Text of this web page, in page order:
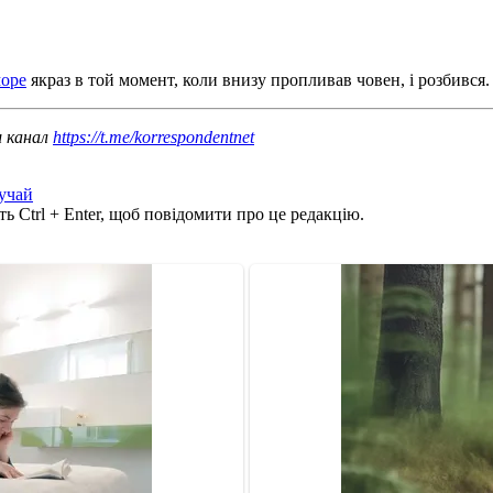
якраз в той момент, коли внизу пропливав човен, і розбився.
канал https://t.me/korrespondentnet
Ctrl + Enter, щоб повідомити про це редакцію.